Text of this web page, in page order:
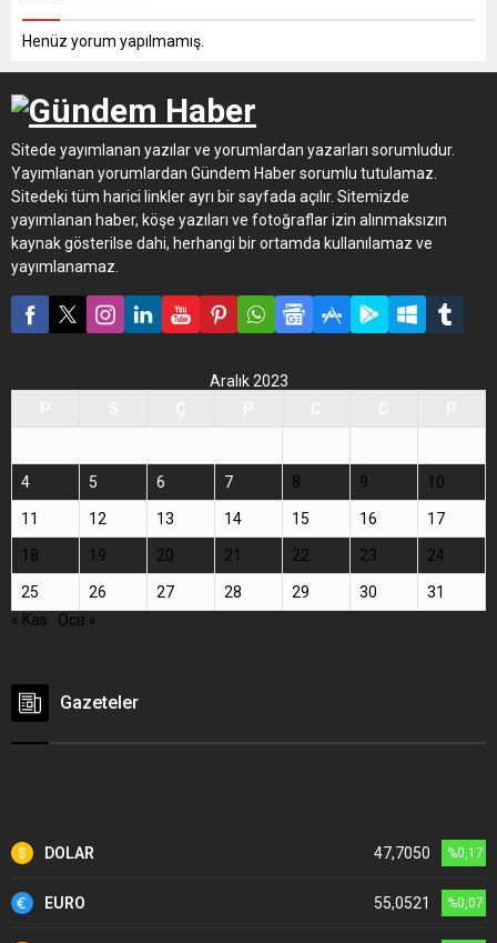
Henüz yorum yapılmamış.
Sitede yayımlanan yazılar ve yorumlardan yazarları sorumludur.
Yayımlanan yorumlardan Gündem Haber sorumlu tutulamaz.
Sitedeki tüm harici linkler ayrı bir sayfada açılır. Sitemizde
yayımlanan haber, köşe yazıları ve fotoğraflar izin alınmaksızın
kaynak gösterilse dahi, herhangi bir ortamda kullanılamaz ve
yayımlanamaz.
Aralık 2023
4 5 6 7 8 9 10
11 12 13 14 15 16 17
18 19 20 21 22 23 24
25 26 27 28 29 30
31
« Kas
Oca »
Gazeteler
DOLAR 47,7050 %0,17
EURO 55,0521 %0,07